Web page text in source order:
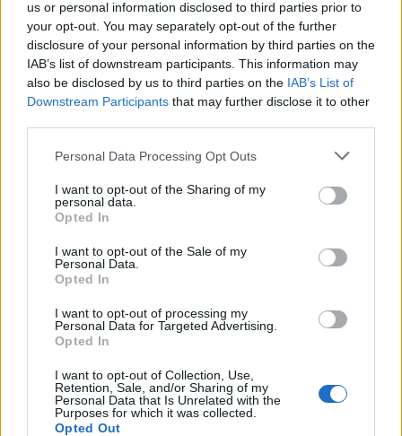
us or personal information disclosed to third parties prior to
your opt-out. You may separately opt-out of the further
disclosure of your personal information by third parties on the
IAB’s list of downstream participants. This information may
also be disclosed by us to third parties on the IAB’s List of
Downstream Participants that may further disclose it to other
Personal Data Processing Opt Outs
I want to opt-out of the Sharing of my
personal data.
Opted In
I want to opt-out of the Sale of my
Personal Data.
Opted In
I want to opt-out of processing my
Personal Data for Targeted Advertising.
Opted In
I want to opt-out of Collection, Use,
Retention, Sale, and/or Sharing of my
Personal Data that Is Unrelated with the
Purposes for which it was collected.
Opted Out